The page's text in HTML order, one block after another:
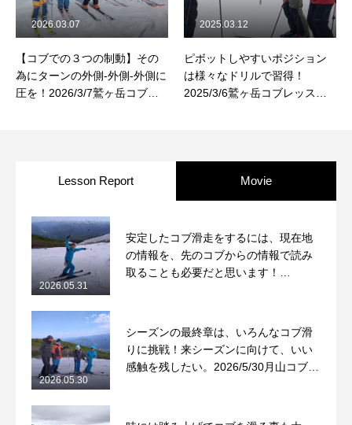
【コブでの３つの制動】その
為にターンの外側-外側-外側に
圧を！2026/3/7鷲ヶ岳コブレ
2026.03.07
ピボットしやすいポジション
は様々なドリルで習得！
2025/3/6鷲ヶ岳コブレッスン
2025.03.12
Lesson Report Movie
安定したコブ滑走をするには、現在地
の情報を、先のコブからの情報で読み
取ることも必要だと思います！
2026.05.31
シーズンの最終章は、いろんなコブ滑
りに挑戦！来シーズンに向けて、いい
感触を残したい。2026/5/30月山コブレ
2026.05.30